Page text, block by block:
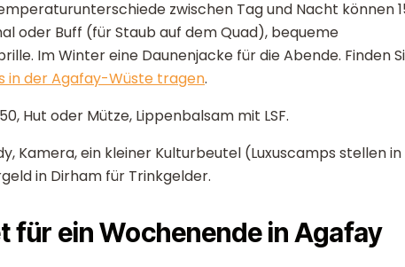
zwischen Tag und Nacht können
oder Buff (für Staub auf dem Quad), bequeme
Im Winter eine Daunenjacke für die Abende. Finden
in der Agafay-Wüste tragen.
Hut oder Mütze, Lippenbalsam mit LSF.
Kamera, ein kleiner Kulturbeutel (Luxuscamps stellen
in Dirham für Trinkgelder.
für ein Wochenende in Agafay